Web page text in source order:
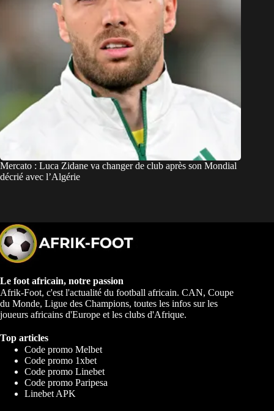
Mercato : Luca Zidane va changer de club après son Mondial
décrié avec l’Algérie
Le foot africain, notre passion
Afrik-Foot, c'est l'actualité du football africain. CAN, Coupe
du Monde, Ligue des Champions, toutes les infos sur les
joueurs africains d'Europe et les clubs d'Afrique.
Top articles
Code promo Melbet
Code promo 1xbet
Code promo Linebet
Code promo Paripesa
Linebet APK